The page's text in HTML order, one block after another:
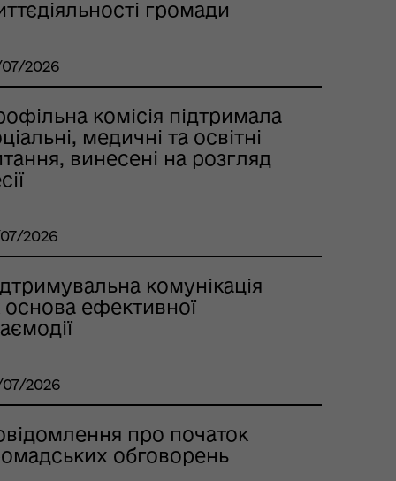
громади
2026
комісія підтримала
медичні та освітні
винесені на розгляд
2026
комунікація
основа ефективної
2026
про початок
обговорень